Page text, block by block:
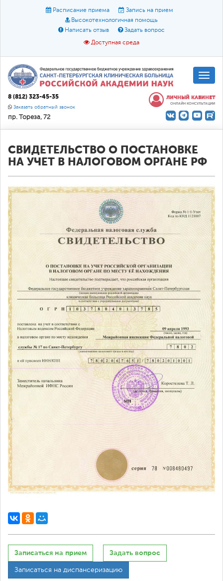
Расписание приема
Запись на прием
Высокотехнологичная помощь
Написать отзыв
Задать вопрос
Доступная среда
Размер шрифта: A A A
Цвет:
О доступной среде
8 (812) 323-45-35
Заказать обратный звонок
пр. Тореза, 72
ЛИЧНЫЙ КАБИНЕТ
ОНЛАЙН КОНСУЛЬТАЦИИ
СВИДЕТЕЛЬСТВО О ПОСТАНОВКЕ
НА УЧЕТ В НАЛОГОВОМ ОРГАНЕ РФ
Записаться на прием Задать вопрос
Записаться на диспансеризацию